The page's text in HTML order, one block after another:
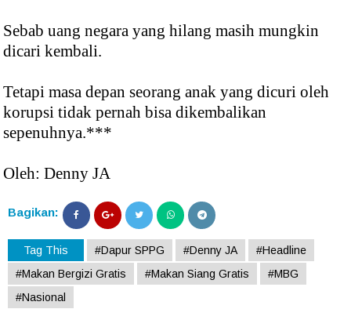
Sebab uang negara yang hilang masih mungkin
dicari kembali.
Tetapi masa depan seorang anak yang dicuri oleh
korupsi tidak pernah bisa dikembalikan
sepenuhnya.***
Oleh: Denny JA
Bagikan:
Tag This #Dapur SPPG #Denny JA
#Headline
#Makan Bergizi Gratis
#Makan Siang Gratis
#MBG
#Nasional